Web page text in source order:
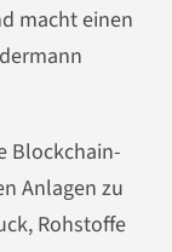
macht einen
Blockchain-
Anlagen zu
Rohstoffe